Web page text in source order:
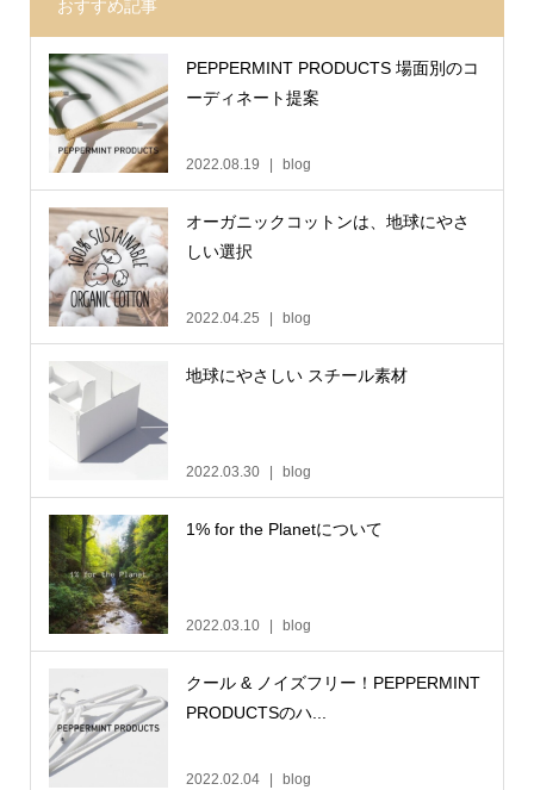
おすすめ記事
PEPPERMINT PRODUCTS 場面別のコ
ーディネート提案
2022.08.19 blog
オーガニックコットンは、地球にやさ
しい選択
2022.04.25 blog
地球にやさしい スチール素材
2022.03.30 blog
1% for the Planetについて
2022.03.10 blog
クール & ノイズフリー！PEPPERMINT
PRODUCTSのハ...
2022.02.04 blog